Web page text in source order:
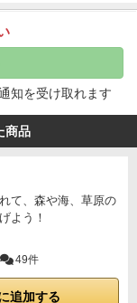
時、
。順番ではなく、早
一番上から一枚だ
必ず同じ色の同じ
ルを設置し、次のタ
るタイルの配置替
タイルを配置でき
算をして、一番点数
かいルールはありま
タイルが可愛いの
るかという考えに
ります。タイルを取
瞬間の判断力がモノ
、全体お題を目指
ひたすらタイルを
様々です。
ゲーム
パステルカラーの
しょうか。ルール自
かと思います。
かもしれませんの
ていくというハウ
ません。
知を受け取れます
商品
て、森や海、草原の
よう！
49件
追加する